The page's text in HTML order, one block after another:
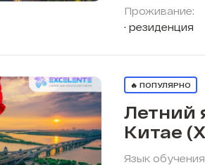
Проживание:
резиденция
🔥 ПОПУЛЯРНО
Летний
Китае
Язык